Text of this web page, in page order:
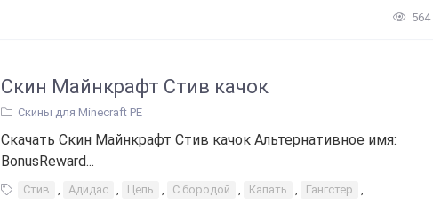
564
Скин Майнкрафт Стив качок
Скины для Minecraft PE
Скачать Скин Майнкрафт Стив качок Альтернативное имя:
BonusReward...
Стив , Адидас , Цепь , С бородой , Капать , Гангстер ,